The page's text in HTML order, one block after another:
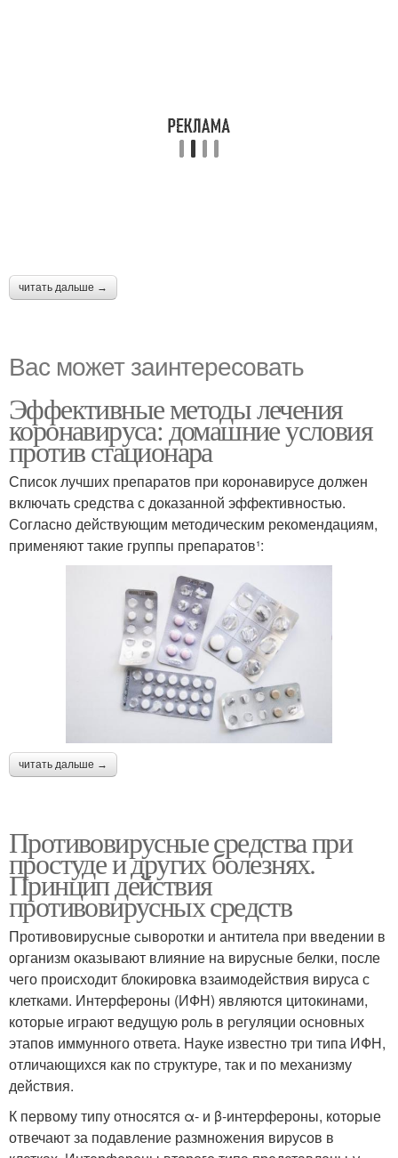
читать дальше →
Вас может заинтересовать
Эффективные методы лечения
коронавируса: домашние условия
против стационара
Список лучших препаратов при коронавирусе должен
включать средства с доказанной эффективностью.
Согласно действующим методическим рекомендациям,
применяют такие группы препаратов¹:
читать дальше →
Противовирусные средства при
простуде и других болезнях.
Принцип действия
противовирусных средств
Противовирусные сыворотки и антитела при введении в
организм оказывают влияние на вирусные белки, после
чего происходит блокировка взаимодействия вируса с
клетками. Интерфероны (ИФН) являются цитокинами,
которые играют ведущую роль в регуляции основных
этапов иммунного ответа. Науке известно три типа ИФН,
отличающихся как по структуре, так и по механизму
действия.
К первому типу относятся α- и β-интерфероны, которые
отвечают за подавление размножения вирусов в